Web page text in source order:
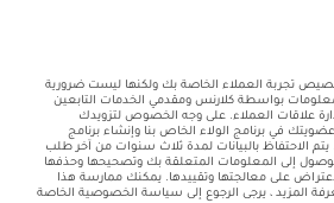
تجربة العملاء الخاصة بك ولكنها ليست ضرورية
بواسطة كلارنس ومقدمي الخدمات التابعين
علاقات العملاء. على وجه الخصوص لتزويدك
في برنامج الولاء الخاص بنا وإنشاء برنامج
الاحتفاظ بالبيانات لمدة ثلاث سنوات من آخر طلب
إلى المعلومات المتعلقة بك وتصحيحها وحذفها
على معالجتها وتقييدها. يمكنك ممارسة هذا
المزيد ، يرجى الرجوع إلى سياسة الخصوصية الخاصة